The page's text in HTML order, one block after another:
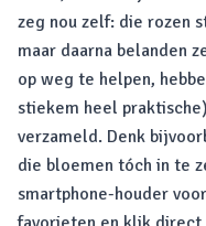
zeg nou zelf: die rozen
maar daarna belanden
op weg te helpen,
stiekem heel
verzameld. Denk
die bloemen tóch in te
smartphone-houder